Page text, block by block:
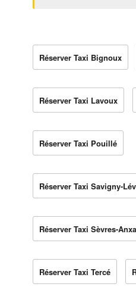
Réserver Taxi Bignoux
Réserver Taxi Lavoux
Réserver Taxi Pouillé
Réserver Taxi Savigny-
Réserver Taxi Sèvres-
Réserver Taxi Tercé